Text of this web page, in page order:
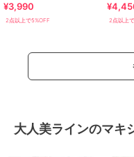
¥3,990
2点以上で5%OFF 2点以上
大人美ラインのマキ